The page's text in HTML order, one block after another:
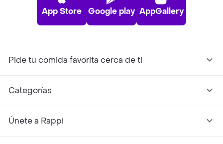
App Store Google play AppGallery
Pide tu comida favorita cerca de ti
Categorías
Únete a Rappi